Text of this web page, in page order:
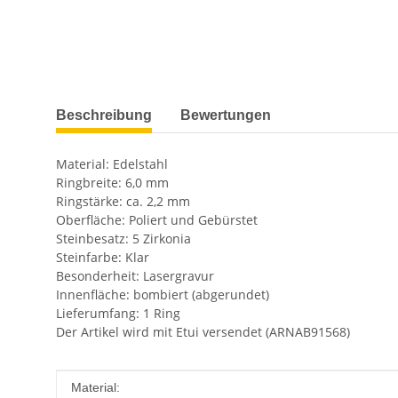
weitere Registerkarten anzeigen
Beschreibung Bewertungen
Material: Edelstahl
Ringbreite: 6,0 mm
Ringstärke: ca. 2,2 mm
Oberfläche: Poliert und Gebürstet
Steinbesatz: 5 Zirkonia
Steinfarbe: Klar
Besonderheit: Lasergravur
Innenfläche: bombiert (abgerundet)
Lieferumfang: 1 Ring
Der Artikel wird mit Etui versendet (ARNAB91568)
Produkteigenschaft
Wert
Material: